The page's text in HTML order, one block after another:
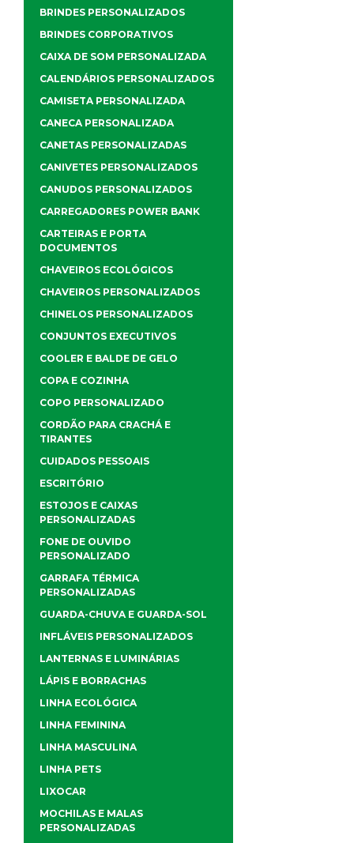
BRINDES PERSONALIZADOS
BRINDES CORPORATIVOS
CAIXA DE SOM PERSONALIZADA
CALENDÁRIOS PERSONALIZADOS
CAMISETA PERSONALIZADA
CANECA PERSONALIZADA
CANETAS PERSONALIZADAS
CANIVETES PERSONALIZADOS
CANUDOS PERSONALIZADOS
CARREGADORES POWER BANK
CARTEIRAS E PORTA
DOCUMENTOS
CHAVEIROS ECOLÓGICOS
CHAVEIROS PERSONALIZADOS
CHINELOS PERSONALIZADOS
CONJUNTOS EXECUTIVOS
COOLER E BALDE DE GELO
COPA E COZINHA
COPO PERSONALIZADO
CORDÃO PARA CRACHÁ E
TIRANTES
CUIDADOS PESSOAIS
ESCRITÓRIO
ESTOJOS E CAIXAS
PERSONALIZADAS
FONE DE OUVIDO
PERSONALIZADO
GARRAFA TÉRMICA
PERSONALIZADAS
GUARDA-CHUVA E GUARDA-SOL
INFLÁVEIS PERSONALIZADOS
LANTERNAS E LUMINÁRIAS
LÁPIS E BORRACHAS
LINHA ECOLÓGICA
LINHA FEMININA
LINHA MASCULINA
LINHA PETS
LIXOCAR
MOCHILAS E MALAS
PERSONALIZADAS